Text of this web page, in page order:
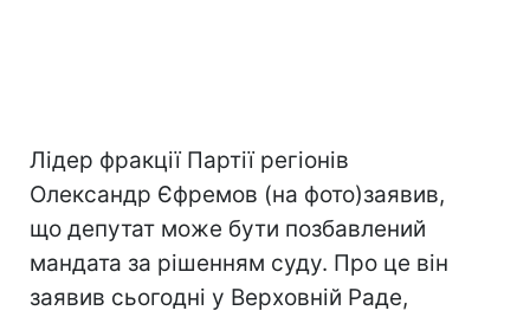
Лідер фракції Партії регіонів
Олександр Єфремов (на фото)заявив,
що депутат може бути позбавлений
мандата за рішенням суду. Про це він
заявив сьогодні у Верховній Раде,